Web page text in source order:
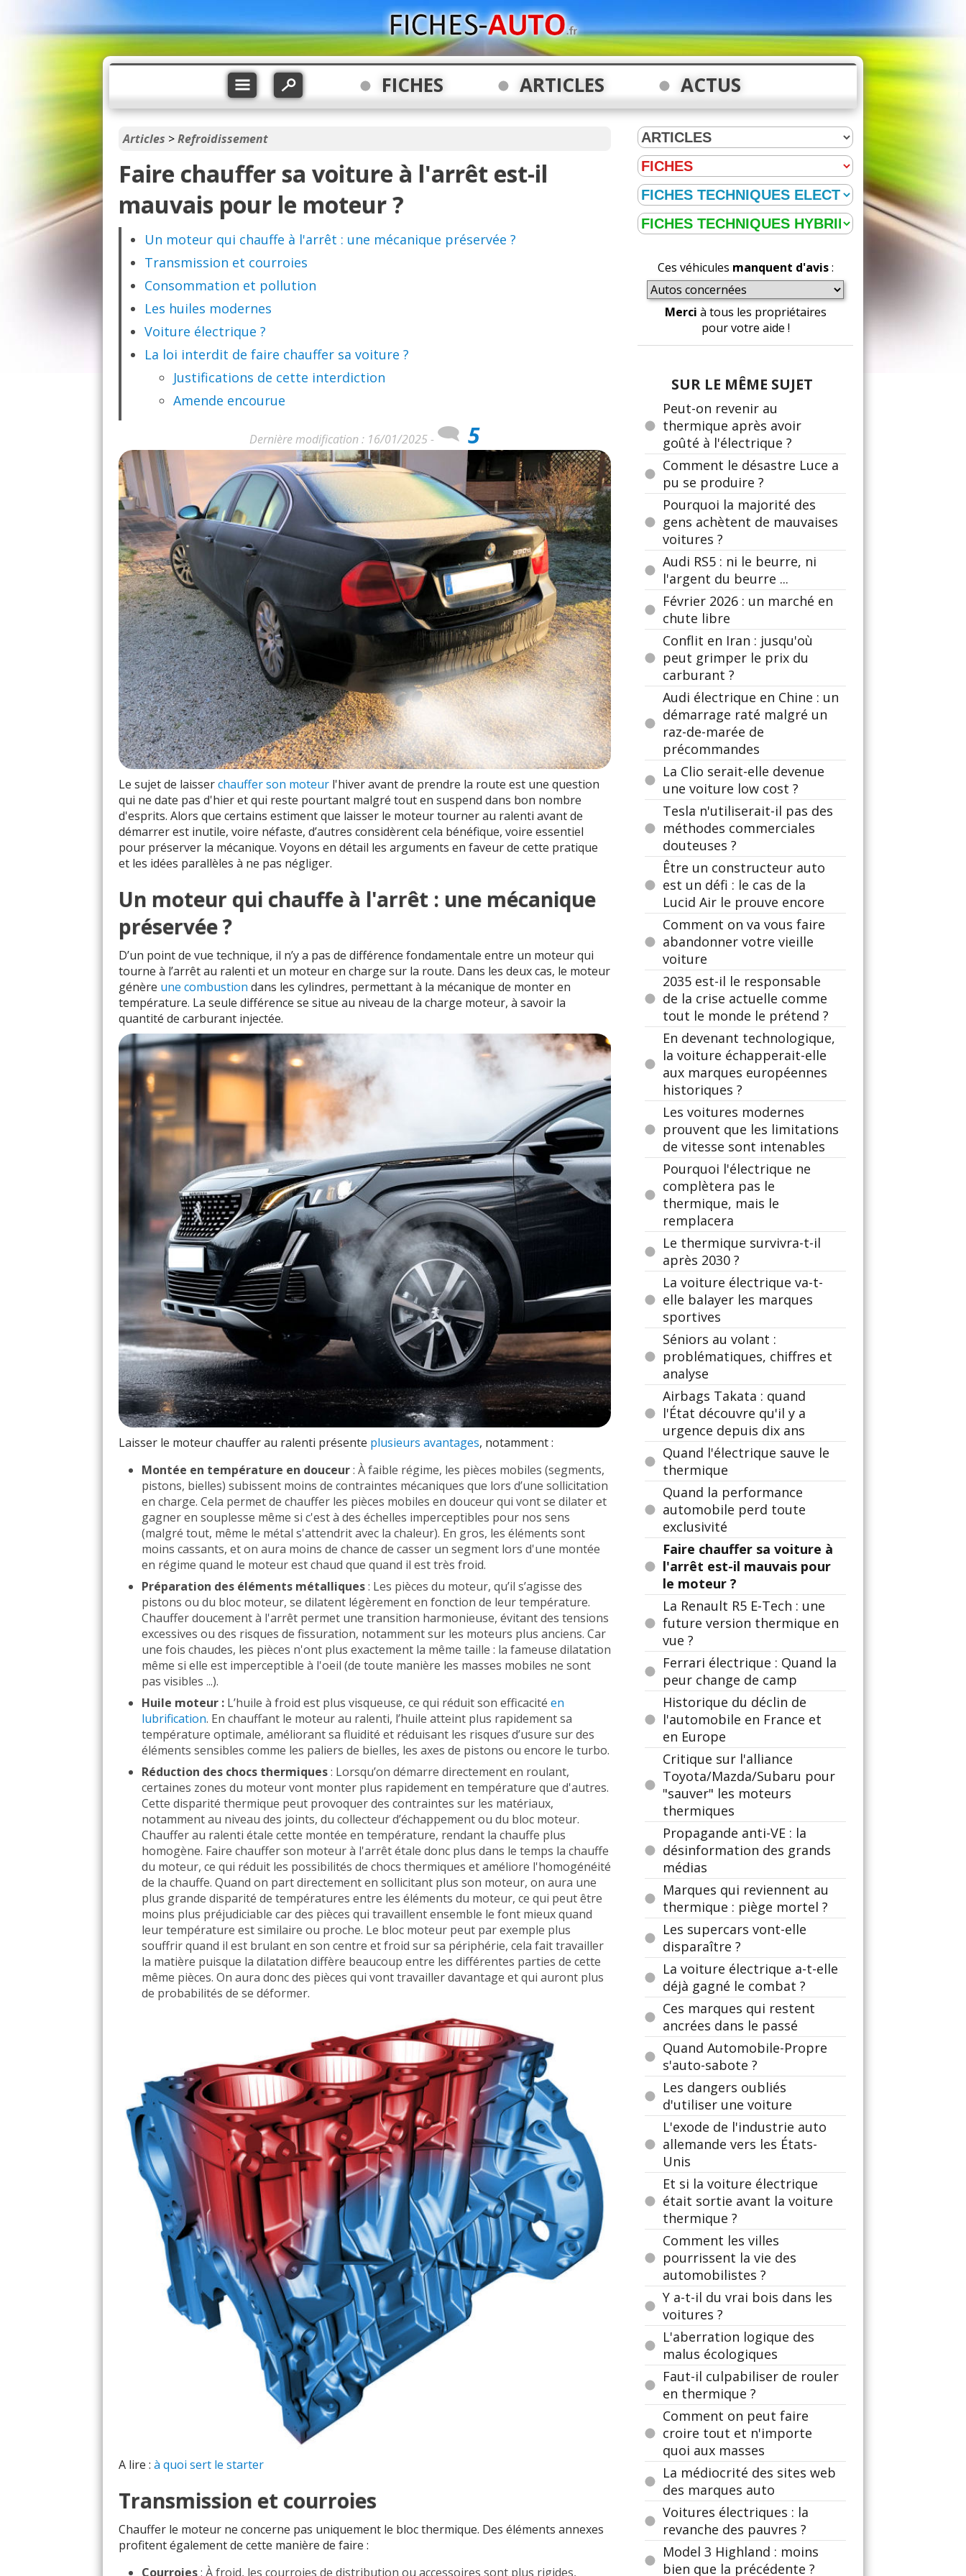
FICHES ARTICLES ACTUS
Articles >Refroidissement
Faire chauffer sa voiture à l'arrêt est-il
mauvais pour le moteur ?
Un moteur qui chauffe à l'arrêt : une mécanique préservée ?
Transmission et courroies
Consommation et pollution
Les huiles modernes
Voiture électrique ?
La loi interdit de faire chauffer sa voiture ?
Justifications de cette interdiction
Amende encourue
Dernière modification : 16/01/2025 - 5
Le sujet de laisserchauffer son moteur l'hiver avant de prendre la route est une question
qui ne date pas d'hier et qui reste pourtant malgré tout en suspend dans bon nombre
d'esprits. Alors que certains estiment que laisser le moteur tourner au ralenti avant de
démarrer est inutile, voire néfaste, d’autres considèrent cela bénéfique, voire essentiel
pour préserver la mécanique. Voyons en détail les arguments en faveur de cette pratique
et les idées parallèles à ne pas négliger.
Un moteur qui chauffe à l'arrêt : une mécanique
préservée ?
D’un point de vue technique, il n’y a pas de différence fondamentale entre un moteur qui
tourne à l’arrêt au ralenti et un moteur en charge sur la route. Dans les deux cas, le moteur
génère une combustion dans les cylindres, permettant à la mécanique de monter en
température. La seule différence se situe au niveau de la charge moteur, à savoir la
quantité de carburant injectée.
Laisser le moteur chauffer au ralenti présente plusieurs avantages, notamment :
Montée en température en douceur: À faible régime, les pièces mobiles (segments,
pistons, bielles) subissent moins de contraintes mécaniques que lors d’une sollicitation
en charge. Cela permet de chauffer les pièces mobiles en douceur qui vont se dilater et
gagner en souplesse même si c'est à des échelles imperceptibles pour nos sens
(malgré tout, même le métal s'attendrit avec la chaleur). En gros, les éléments sont
moins cassants, et on aura moins de chance de casser un segment lors d'une montée
en régime quand le moteur est chaud que quand il est très froid.
Préparation des éléments métalliques: Les pièces du moteur, qu’il s’agisse des
pistons ou du bloc moteur, se dilatent légèrement en fonction de leur température.
Chauffer doucement à l'arrêt permet une transition harmonieuse, évitant des tensions
excessives ou des risques de fissuration, notamment sur les moteurs plus anciens. Car
une fois chaudes, les pièces n'ont plus exactement la même taille : la fameuse dilatation
même si elle est imperceptible à l'oeil (de toute manière les masses mobiles ne sont
pas visibles ...).
Huile moteur : L’huile à froid est plus visqueuse, ce qui réduit son efficacité en
lubrification. En chauffant le moteur au ralenti, l’huile atteint plus rapidement sa
température optimale, améliorant sa fluidité et réduisant les risques d’usure sur des
éléments sensibles comme les paliers de bielles, les axes de pistons ou encore le turbo.
Réduction des chocs thermiques: Lorsqu’on démarre directement en roulant,
certaines zones du moteur vont monter plus rapidement en température que d'autres.
Cette disparité thermique peut provoquer des contraintes sur les matériaux,
notamment au niveau des joints, du collecteur d’échappement ou du bloc moteur.
Chauffer au ralenti étale cette montée en température, rendant la chauffe plus
homogène. Faire chauffer son moteur à l'arrêt étale donc plus dans le temps la chauffe
du moteur, ce qui réduit les possibilités de chocs thermiques et améliore l'homogénéité
de la chauffe. Quand on part directement en sollicitant plus son moteur, on aura une
plus grande disparité de températures entre les éléments du moteur, ce qui peut être
moins plus préjudiciable car des pièces qui travaillent ensemble le font mieux quand
leur température est similaire ou proche. Le bloc moteur peut par exemple plus
souffrir quand il est brulant en son centre et froid sur sa périphérie, cela fait travailler
la matière puisque la dilatation diffère beaucoup entre les différentes parties de cette
même pièces. On aura donc des pièces qui vont travailler davantage et qui auront plus
de probabilités de se déformer.
A lire : à quoi sert le starter
Transmission et courroies
Chauffer le moteur ne concerne pas uniquement le bloc thermique. Des éléments annexes
profitent également de cette manière de faire :
Courroies: À froid, les courroies de distribution ou accessoires sont plus rigides,
Ces véhicules manquent d'avis:
Merci à tous les propriétaires
pour votre aide !
SUR LE MÊME SUJET
Peut-on revenir au
thermique après avoir
goûté à l'électrique ?
Comment le désastre Luce a
pu se produire ?
Pourquoi la majorité des
gens achètent de mauvaises
voitures ?
Audi RS5 : ni le beurre, ni
l'argent du beurre ...
Février 2026 : un marché en
chute libre
Conflit en Iran : jusqu'où
peut grimper le prix du
carburant ?
Audi électrique en Chine : un
démarrage raté malgré un
raz-de-marée de
précommandes
La Clio serait-elle devenue
une voiture low cost ?
Tesla n'utiliserait-il pas des
méthodes commerciales
douteuses ?
Être un constructeur auto
est un défi : le cas de la
Lucid Air le prouve encore
Comment on va vous faire
abandonner votre vieille
voiture
2035 est-il le responsable
de la crise actuelle comme
tout le monde le prétend ?
En devenant technologique,
la voiture échapperait-elle
aux marques européennes
historiques ?
Les voitures modernes
prouvent que les limitations
de vitesse sont intenables
Pourquoi l'électrique ne
complètera pas le
thermique, mais le
remplacera
Le thermique survivra-t-il
après 2030 ?
La voiture électrique va-t-
elle balayer les marques
sportives
Séniors au volant :
problématiques, chiffres et
analyse
Airbags Takata : quand
l'État découvre qu'il y a
urgence depuis dix ans
Quand l'électrique sauve le
thermique
Quand la performance
automobile perd toute
exclusivité
Faire chauffer sa voiture à
l'arrêt est-il mauvais pour
le moteur ?
La Renault R5 E-Tech : une
future version thermique en
vue ?
Ferrari électrique : Quand la
peur change de camp
Historique du déclin de
l'automobile en France et
en Europe
Critique sur l'alliance
Toyota/Mazda/Subaru pour
"sauver" les moteurs
thermiques
Propagande anti-VE : la
désinformation des grands
médias
Marques qui reviennent au
thermique : piège mortel ?
Les supercars vont-elle
disparaître ?
La voiture électrique a-t-elle
déjà gagné le combat ?
Ces marques qui restent
ancrées dans le passé
Quand Automobile-Propre
s'auto-sabote ?
Les dangers oubliés
d'utiliser une voiture
L'exode de l'industrie auto
allemande vers les États-
Unis
Et si la voiture électrique
était sortie avant la voiture
thermique ?
Comment les villes
pourrissent la vie des
automobilistes ?
Y a-t-il du vrai bois dans les
voitures ?
L'aberration logique des
malus écologiques
Faut-il culpabiliser de rouler
en thermique ?
Comment on peut faire
croire tout et n'importe
quoi aux masses
La médiocrité des sites web
des marques auto
Voitures électriques : la
revanche des pauvres ?
Model 3 Highland : moins
bien que la précédente ?